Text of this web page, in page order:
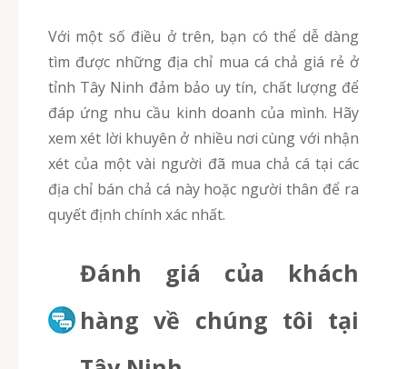
Với một số điều ở trên, bạn có thể dễ dàng
tìm được những địa chỉ mua cá chả giá rẻ ở
tỉnh Tây Ninh đảm bảo uy tín, chất lượng để
đáp ứng nhu cầu kinh doanh của mình. Hãy
xem xét lời khuyên ở nhiều nơi cùng với nhận
xét của một vài người đã mua chả cá tại các
địa chỉ bán chả cá này hoặc người thân để ra
quyết định chính xác nhất.
Đánh giá của khách
hàng về chúng tôi tại